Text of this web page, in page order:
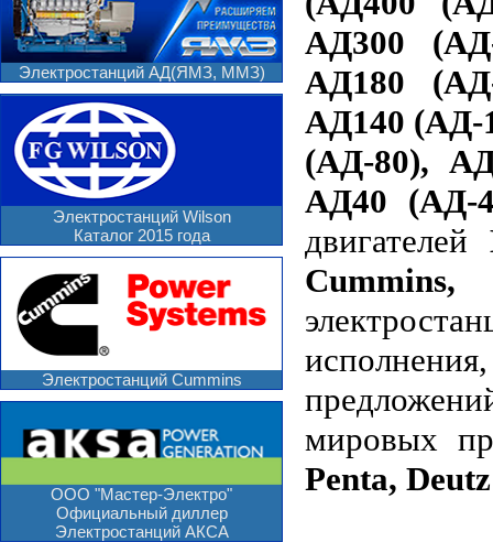
Электростанций АД(ЯМЗ, ММЗ)
Электростанций Wilson
Каталог 2015 года
Электростанций Cummins
ООО "Мастер-Электро"
Официальный диллер
Электростанций АКСА
АД300
АД180
АД140 (АД-
(АД-80),
АД40 (АД-
двигателей
мировых
Penta, Deutz